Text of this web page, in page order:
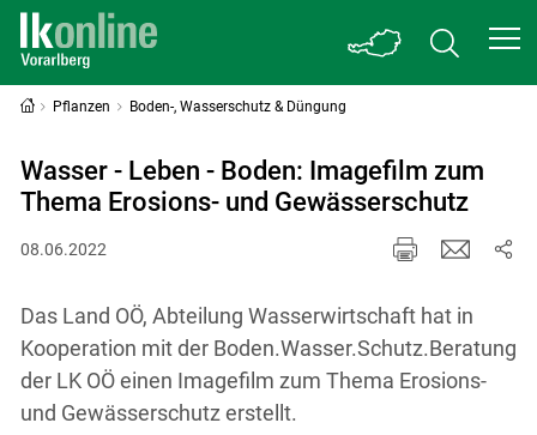
Pflanzen Boden-, Wasserschutz & Düngung
Wasser - Leben - Boden: Imagefilm zum
Thema Erosions- und Gewässerschutz
08.06.2022
Das Land OÖ, Abteilung Wasserwirtschaft hat in
Kooperation mit der Boden.Wasser.Schutz.Beratung
der LK OÖ einen Imagefilm zum Thema Erosions-
und Gewässerschutz erstellt.